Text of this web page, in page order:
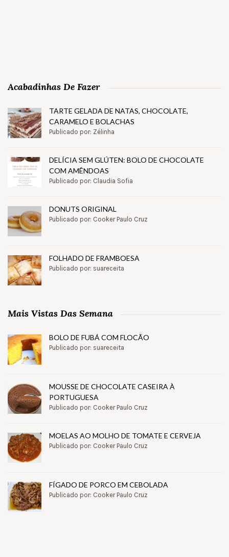
Acabadinhas De Fazer
TARTE GELADA DE NATAS, CHOCOLATE,
CARAMELO E BOLACHAS
Publicado por: Zélinha
DELÍCIA SEM GLÚTEN: BOLO DE CHOCOLATE
COM AMÊNDOAS
Publicado por: Claudia Sofia
DONUTS ORIGINAL
Publicado por: Cooker Paulo Cruz
FOLHADO DE FRAMBOESA
Publicado por: suareceita
Mais Vistas Das Semana
BOLO DE FUBÁ COM FLOCÃO
Publicado por: suareceita
MOUSSE DE CHOCOLATE CASEIRA À
PORTUGUESA
Publicado por: Cooker Paulo Cruz
MOELAS AO MOLHO DE TOMATE E CERVEJA
Publicado por: Cooker Paulo Cruz
FÍGADO DE PORCO EM CEBOLADA
Publicado por: Cooker Paulo Cruz